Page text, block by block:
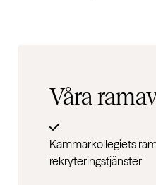
Våra
Kammarkollegiets
rekryteringstjänster